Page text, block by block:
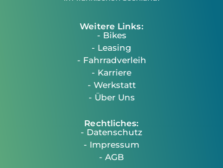
Weitere Links:
- Bikes
- Leasing
- Fahrradverleih
- Karriere
- Werkstatt
- Über Uns
Rechtliches:
- Datenschutz
- Impressum
- AGB